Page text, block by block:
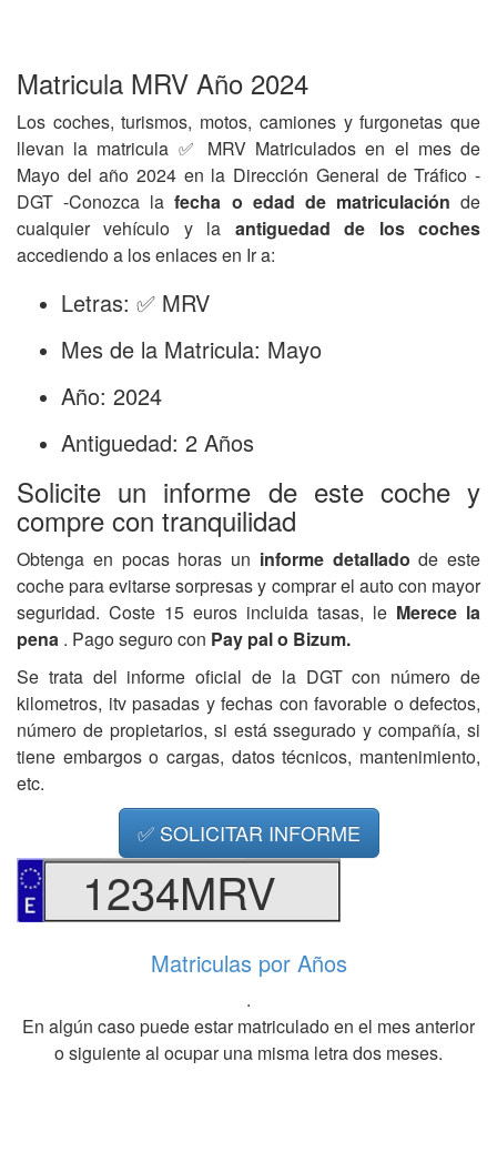
Matricula MRV Año 2024
Los coches, turismos, motos, camiones y furgonetas que
llevan la matricula ✅ MRV Matriculados en el mes de
Mayo del año 2024 en la Dirección General de Tráfico -
DGT -Conozca lafecha o edad de matriculación de
cualquier vehículo y la antiguedad de los coches
accediendo a los enlaces en Ir a:
Letras: ✅ MRV
Mes de la Matricula: Mayo
Año: 2024
Antiguedad: 2 Años
Solicite un informe de este coche y
compre con tranquilidad
Obtenga en pocas horas un informe detalladode este
coche para evitarse sorpresas y comprar el auto con mayor
seguridad. Coste 15 euros incluida tasas, le Merece la
pena . Pago seguro con Pay pal o Bizum.
Se trata del informe oficial de la DGT con número de
kilometros, itv pasadas y fechas con favorable o defectos,
número de propietarios, si está ssegurado y compañía, si
tiene embargos o cargas, datos técnicos, mantenimiento,
etc.
✅ SOLICITAR INFORME
1234MRV
Matriculas por Años
.
En algún caso puede estar matriculado en el mes anterior
o siguiente al ocupar una misma letra dos meses.